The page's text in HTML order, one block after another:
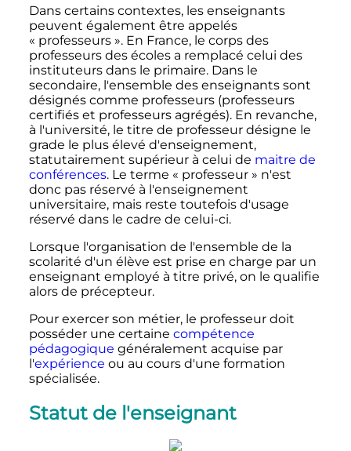
Dans certains contextes, les enseignants
peuvent également être appelés
« professeurs ». En France, le corps des
professeurs des écoles a remplacé celui des
instituteurs dans le primaire. Dans le
secondaire, l'ensemble des enseignants sont
désignés comme professeurs (professeurs
certifiés et professeurs agrégés). En revanche,
à l'université, le titre de professeur désigne le
grade le plus élevé d'enseignement,
statutairement supérieur à celui de maitre de
conférences. Le terme « professeur » n'est
donc pas réservé à l'enseignement
universitaire, mais reste toutefois d'usage
réservé dans le cadre de celui-ci.
Lorsque l'organisation de l'ensemble de la
scolarité d'un élève est prise en charge par un
enseignant employé à titre privé, on le qualifie
alors de précepteur.
Pour exercer son métier, le professeur doit
posséder une certaine compétence
pédagogique généralement acquise par
l'expérience ou au cours d'une formation
spécialisée.
Statut de l'enseignant